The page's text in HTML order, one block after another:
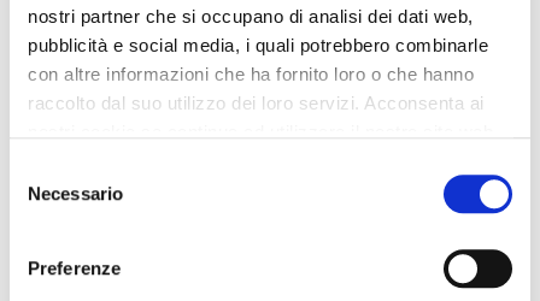
nostri partner che si occupano di analisi dei dati web,
pubblicità e social media, i quali potrebbero combinarle
con altre informazioni che ha fornito loro o che hanno
raccolto dal suo utilizzo dei loro servizi. Acconsenta ai
delNecessario
Preferenze